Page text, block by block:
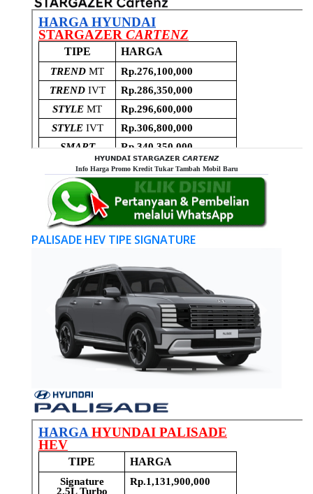
𝗛𝗬𝗨𝗡𝗗𝗔𝗜 𝗦𝗧𝗔𝗥𝗚𝗔𝗭𝗘𝗥 𝘾𝘼𝙍𝙏𝙀𝙉𝙕
Info Harga Promo Kredit Tukar Tambah Mobil Baru
PALISADE HEV TIPE SIGNATURE
Previous